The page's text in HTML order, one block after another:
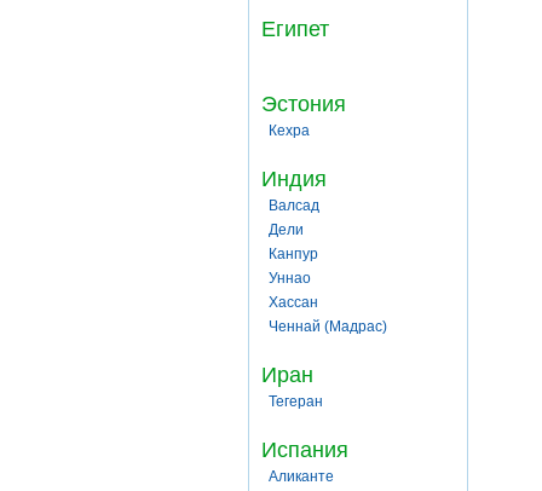
Египет
Эстония
Кехра
Индия
Валсад
Дели
Канпур
Уннао
Хассан
Ченнай (Мадрас)
Иран
Тегеран
Испания
Аликанте